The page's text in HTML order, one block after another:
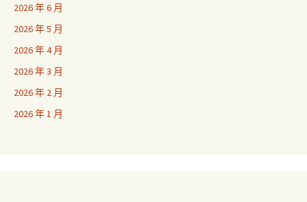
2026 年 6 月
2026 年 5 月
2026 年 4 月
2026 年 3 月
2026 年 2 月
2026 年 1 月